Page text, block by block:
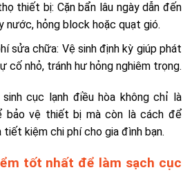
thiết bị: Cặn bẩn lâu ngày dẫn đến
nước, hỏng block hoặc quạt gió.
sửa chữa: Vệ sinh định kỳ giúp phát
cố nhỏ, tránh hư hỏng nghiêm trọng.
cục lạnh điều hòa không chỉ là
bảo vệ thiết bị mà còn là cách để
kiệm chi phí cho gia đình bạn.
tốt nhất để làm sạch cục